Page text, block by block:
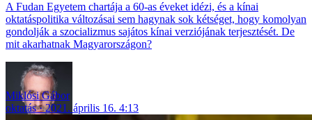
A Fudan Egyetem chartája a 60-as éveket idézi, és a kínai
oktatáspolitika változásai sem hagynak sok kétséget, hogy komolyan
gondolják a szocializmus sajátos kínai verziójának terjesztését. De
mit akarhatnak Magyarországon?
Miklósi Gábor
oktatás
2021. április 16. 4:13